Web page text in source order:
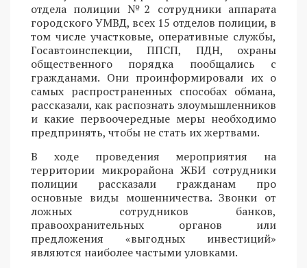
отдела полиции №2 сотрудники аппарата
городского УМВД, всех 15 отделов полиции, в
том числе участковые, оперативные службы,
Госавтоинспекции, ППСП, ПДН, охраны
общественного порядка пообщались с
гражданами. Они проинформировали их о
самых распространенных способах обмана,
рассказали, как распознать злоумышленников
и какие первоочередные меры необходимо
предпринять, чтобы не стать их жертвами.
В ходе проведения мероприятия на
территории микрорайона ЖБИ сотрудники
полиции рассказали гражданам про
основные виды мошенничества. Звонки от
ложных сотрудников банков,
правоохранительных органов или
предложения «выгодных инвестиций»
являются наиболее частыми уловками.